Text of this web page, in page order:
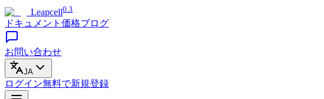
Leapcell0.3
ドキュメント 価格ブログ
お問い合わせ
JA
ログイン無料で新規登録